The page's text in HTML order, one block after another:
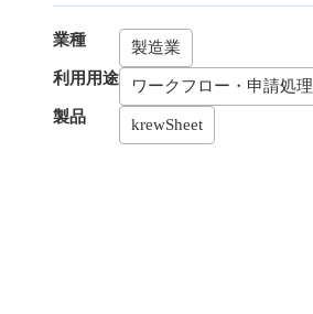
業種
製造業
利用用途
ワークフロー・申請処理
製品
krewSheet